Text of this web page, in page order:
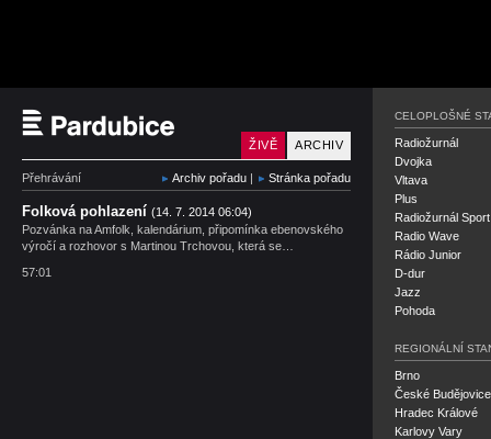
Český rozhlas
ARCHIV
ŽIVĚ
Přehrávání Archiv pořadu | Stránka pořadu
Folková pohlazení (14. 7. 2014 06:04)
Pozvánka na Amfolk, kalendárium, připomínka ebenovského
výročí a rozhovor s Martinou Trchovou, která se…
57:01
CELOPLOŠNÉ
Radiožurnál
Dvojka
Vltava
Plus
Radiožurnál Sport
Radio Wave
Rádio Junior
D-dur
Jazz
Pohoda
REGIONÁLNÍ
Brno
České Budějovice
Hradec Králové
Karlovy Vary